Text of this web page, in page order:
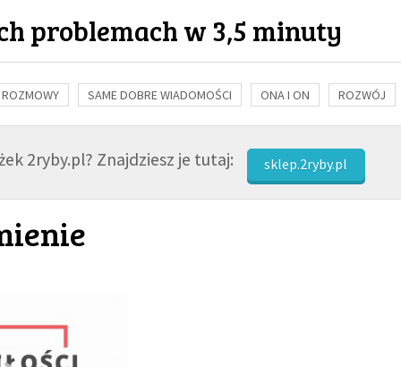
problemach w 3,5 minuty
ROZMOWY SAME DOBRE WIADOMOŚCI ONA I ON ROZWÓJ
NAUKA BIBLIA KOBIETA MĘŻCZYZNA RELIGIE
2ryby.pl? Znajdziesz je tutaj: sklep.2ryby.pl